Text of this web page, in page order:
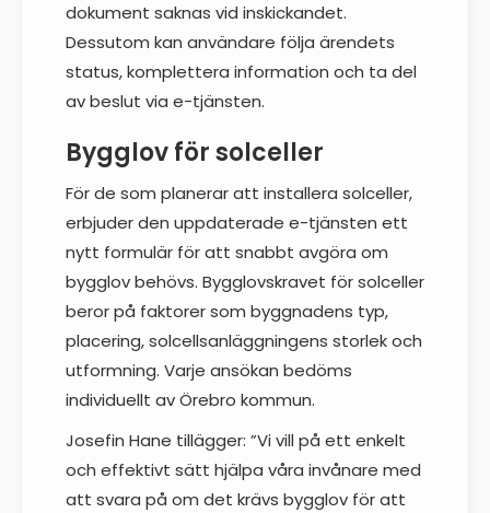
dokument saknas vid inskickandet.
Dessutom kan användare följa ärendets
status, komplettera information och ta del
av beslut via e-tjänsten.
Bygglov för solceller
För de som planerar att installera solceller,
erbjuder den uppdaterade e-tjänsten ett
nytt formulär för att snabbt avgöra om
bygglov behövs. Bygglovskravet för solceller
beror på faktorer som byggnadens typ,
placering, solcellsanläggningens storlek och
utformning. Varje ansökan bedöms
individuellt av Örebro kommun.
Josefin Hane tillägger: ”Vi vill på ett enkelt
och effektivt sätt hjälpa våra invånare med
att svara på om det krävs bygglov för att